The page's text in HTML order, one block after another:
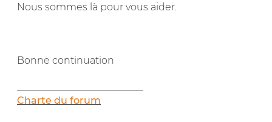
Nous sommes là pour vous aider.
Bonne continuation
Charte du forum